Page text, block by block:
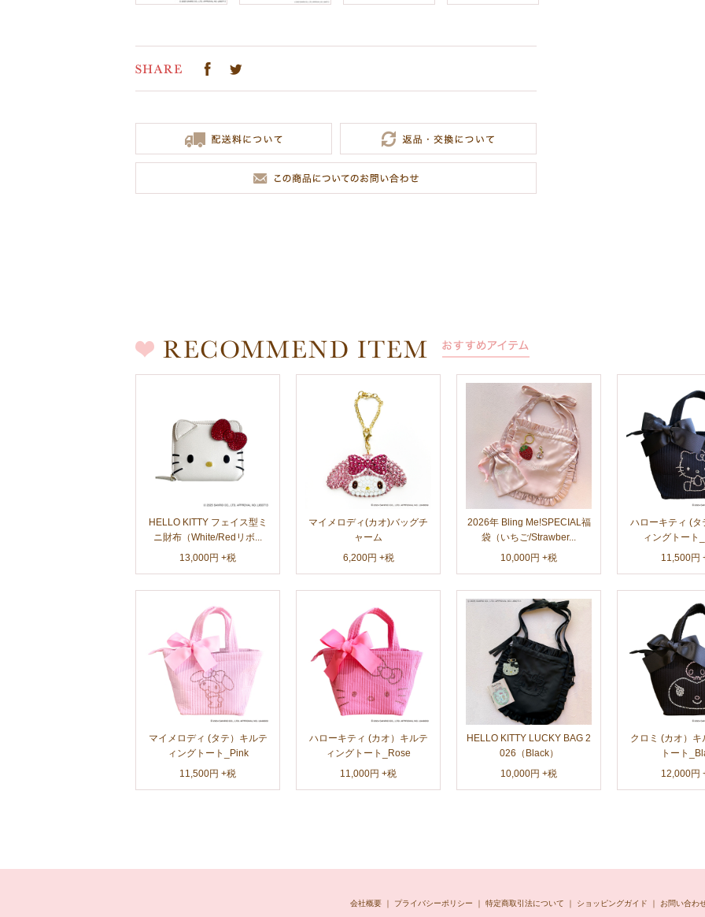
HELLO KITTY フェイス型ミ
ニ財布（White/Redリボ...
13,000円 +税
マイメロディ(カオ)バッグチ
ャーム
6,200円 +税
2026年 Bling Me!SPECIAL福
袋（いちご/Strawber...
10,000円 +税
ハローキティ (タ
ィングトート
11,500円
マイメロディ (タテ）キルテ
ィングトート_Pink
11,500円 +税
ハローキティ (カオ）キルテ
ィングトート_Rose
11,000円 +税
HELLO KITTY LUCKY BAG 2
026（Black）
10,000円 +税
クロミ (カオ）キ
トート
12,000円
会社概要 ｜ プライバシーポリシー ｜ 特定商取引法について ｜ ショッピングガイド ｜ お問い合わ